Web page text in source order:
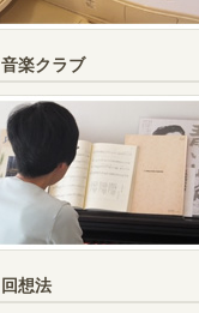
音楽クラブ
回想法